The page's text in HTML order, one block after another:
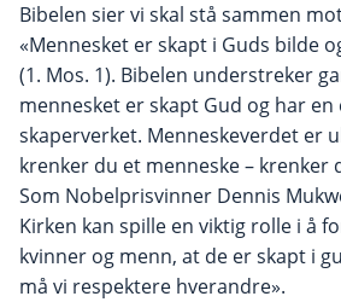
Bibelen sier vi skal stå sammen
«Mennesket er skapt i Guds bilde
(1. Mos. 1). Bibelen understreker
mennesket er skapt Gud og har
skaperverket. Menneskeverdet er
krenker du et menneske – krenker
Som Nobelprisvinner Dennis
Kirken kan spille en viktig rolle i å
kvinner og menn, at de er skapt i
må vi respektere hverandre».